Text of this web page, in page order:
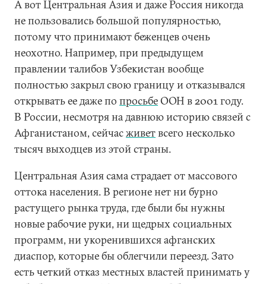
А вот Центральная Азия и даже Россия никогда
не пользовались большой популярностью,
потому что принимают беженцев очень
неохотно. Например, при предыдущем
правлении талибов Узбекистан вообще
полностью закрыл свою границу и отказывался
открывать ее даже по просьбеООН в 2001 году.
В России, несмотря на давнюю историю связей с
Афганистаном, сейчасживетвсего несколько
тысяч выходцев из этой страны.
Центральная Азия сама страдает от массового
оттока населения. В регионе нет ни бурно
растущего рынка труда, где были бы нужны
новые рабочие руки, ни щедрых социальных
программ, ни укоренившихся афганских
диаспор, которые бы облегчили переезд. Зато
есть четкий отказ местных властей принимать у